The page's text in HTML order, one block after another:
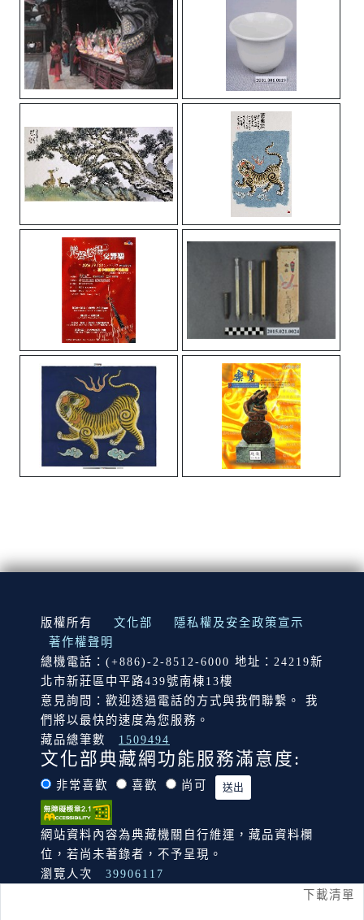
下載清單
:::
版權所有 文化部
隱私權及安全政策宣示
著作權聲明
總機電話：(+886)-2-8512-6000 地址：24219新
北市新莊區中平路439號南棟13樓
意見詢問：歡迎透過電話的方式與我們聯繫。 我
們將以最快的速度為您服務。
藏品總筆數
1509494
文化部典藏網功能服務滿意度:
非常喜歡 喜歡 尚可
網站資料內容為典藏機關自行維運，藏品資料欄
位，若尚未著錄者，不予呈現。
瀏覽人次
39906117